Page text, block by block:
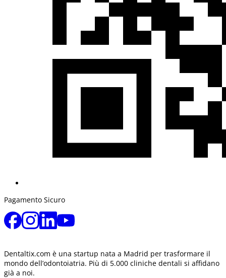
Pagamento Sicuro
Dentaltix.com è una startup nata a Madrid per trasformare il
mondo dell’odontoiatria. Più di 5.000 cliniche dentali si affidano
già a noi.